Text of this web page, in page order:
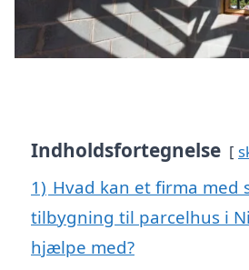
Indholdsfortegnelse
1) Hvad kan et firma med
tilbygning til parcelhus i
hjælpe med?